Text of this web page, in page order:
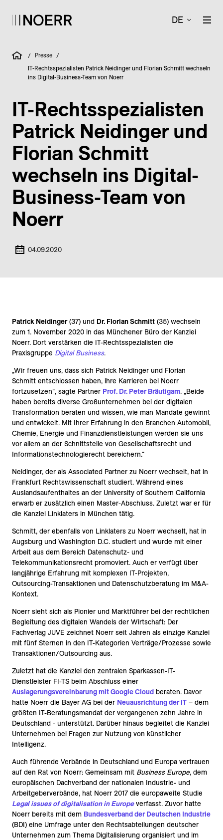
DE
/ Presse /
IT-Rechtsspezialisten Patrick Neidinger und Florian Schmitt wechseln
ins Digital-Business-Team von Noerr
IT-Rechtsspezialisten
Patrick Neidinger und
Florian Schmitt
wechseln ins Digital-
Business-Team von
Noerr
04.09.2020
Patrick Neidinger(37) und Dr. Florian Schmitt (35) wechseln
zum 1. November 2020 in das Münchener Büro der Kanzlei
Noerr. Dort verstärken die IT-Rechtsspezialisten die
Praxisgruppe Digital Business.
„Wir freuen uns, dass sich Patrick Neidinger und Florian
Schmitt entschlossen haben, ihre Karrieren bei Noerr
fortzusetzen“, sagte Partner Prof. Dr. Peter Bräutigam. „Beide
haben bereits diverse Großunternehmen bei der digitalen
Transformation beraten und wissen, wie man Mandate gewinnt
und entwickelt. Mit Ihrer Erfahrung in den Branchen Automobil,
Chemie, Energie und Finanzdienstleistungen werden sie uns
vor allem an der Schnittstelle von Gesellschaftsrecht und
Informationstechnologierecht bereichern.“
Neidinger, der als Associated Partner zu Noerr wechselt, hat in
Frankfurt Rechtswissenschaft studiert. Während eines
Auslandsaufenthaltes an der University of Southern California
erwarb er zusätzlich einen Master-Abschluss. Zuletzt war er für
die Kanzlei Linklaters in München tätig.
Schmitt, der ebenfalls von Linklaters zu Noerr wechselt, hat in
Augsburg und Washington D.C. studiert und wurde mit einer
Arbeit aus dem Bereich Datenschutz- und
Telekommunikationsrecht promoviert. Auch er verfügt über
langjährige Erfahrung mit komplexen IT-Projekten,
Outsourcing-Transaktionen und Datenschutzberatung im M&A-
Kontext.
Noerr sieht sich als Pionier und Marktführer bei der rechtlichen
Begleitung des digitalen Wandels der Wirtschaft: Der
Fachverlag JUVE zeichnet Noerr seit Jahren als einzige Kanzlei
mit fünf Sternen in den IT-Kategorien Verträge/Prozesse sowie
Transaktionen/Outsourcing aus.
Zuletzt hat die Kanzlei den zentralen Sparkassen-IT-
Dienstleister FI-TS beim Abschluss einer
Auslagerungsvereinbarung mit Google Cloud beraten. Davor
hatte Noerr die Bayer AG bei der Neuausrichtung der IT – dem
größten IT-Beratungsmandat der vergangenen zehn Jahre in
Deutschland - unterstützt. Darüber hinaus begleitet die Kanzlei
Unternehmen bei Fragen zur Nutzung von künstlicher
Intelligenz.
Auch führende Verbände in Deutschland und Europa vertrauen
auf den Rat von Noerr: Gemeinsam mit Business Europe, dem
europäischen Dachverband der nationalen Industrie- und
Arbeitgeberverbände, hat Noerr 2017 die europaweite Studie
Legal issues of digitalisation in Europeverfasst. Zuvor hatte
Noerr bereits mit dem Bundesverband der Deutschen Industrie
(BDI) eine Umfrage unter den Rechtsabteilungen deutscher
Unternehmen zum Thema Digitalisierung organisiert und im